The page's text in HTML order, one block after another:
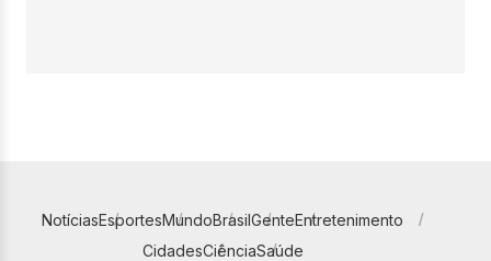
NotíciasEsportesMundoBrasilGenteEntretenimento
CidadesCiênciaSaúde